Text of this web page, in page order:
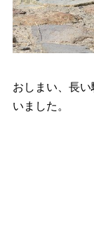
おしまい、長
いました。